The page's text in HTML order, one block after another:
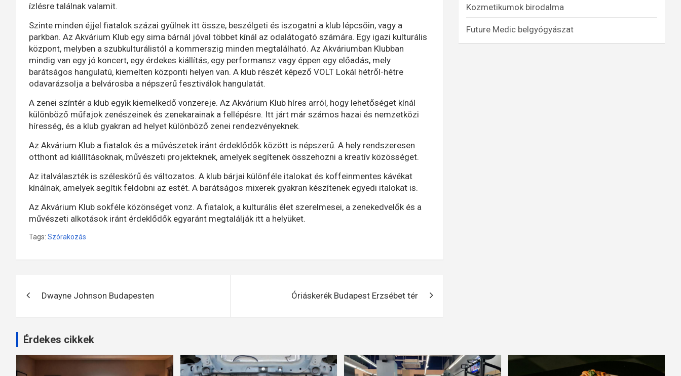
ízlésre találnak valamit.
Szinte minden éjjel fiatalok százai gyűlnek itt össze, beszélgeti és iszogatni a klub lépcsőin, vagy a
parkban. Az Akvárium Klub egy sima bárnál jóval többet kínál az odalátogató számára. Egy igazi kulturális
központ, melyben a szubkulturálistól a kommerszig minden megtalálható. Az Akváriumban Klubban
mindig van egy jó koncert, egy érdekes kiállítás, egy performansz vagy éppen egy előadás, mely
barátságos hangulatú, kiemelten központi helyen van. A klub részét képező VOLT Lokál hétről-hétre
odavarázsolja a belvárosba a népszerű fesztiválok hangulatát.
A zenei színtér a klub egyik kiemelkedő vonzereje. Az Akvárium Klub híres arról, hogy lehetőséget kínál
különböző műfajok zenészeinek és zenekarainak a fellépésre. Itt járt már számos hazai és nemzetközi
híresség, és a klub gyakran ad helyet különböző zenei rendezvényeknek.
Az Akvárium Klub a fiatalok és a művészetek iránt érdeklődők között is népszerű. A hely rendszeresen
otthont ad kiállításoknak, művészeti projekteknek, amelyek segítenek összehozni a kreatív közösséget.
Az italválaszték is széleskörű és változatos. A klub bárjai különféle italokat és koffeinmentes kávékat
kínálnak, amelyek segítik feldobni az estét. A barátságos mixerek gyakran készítenek egyedi italokat is.
Az Akvárium Klub sokféle közönséget vonz. A fiatalok, a kulturális élet szerelmesei, a zenekedvelők és a
művészeti alkotások iránt érdeklődők egyaránt megtalálják itt a helyüket.
Tags: Szórakozás
Dwayne Johnson Budapesten Óriáskerék Budapest Erzsébet tér
Kozmetikumok birodalma
Future Medic belgyógyászat
Érdekes cikkek